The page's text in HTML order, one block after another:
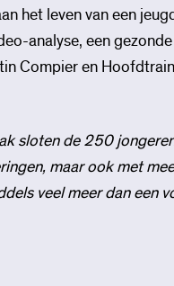
het leven van een
analyse, een
Compier en
sloten de 250
maar ook met
veel meer dan een